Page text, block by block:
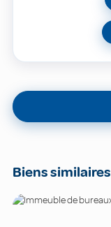
Biens similaires